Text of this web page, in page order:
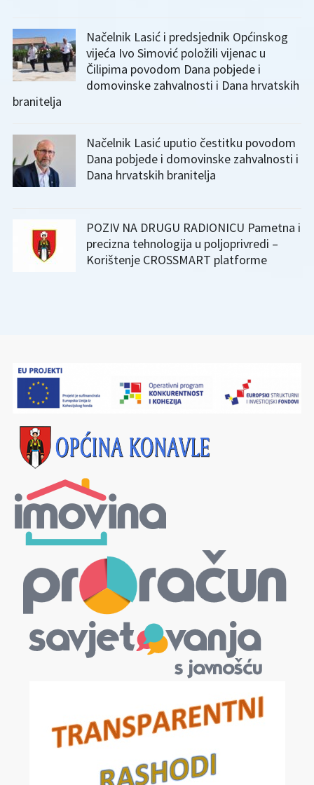
Načelnik Lasić i predsjednik Općinskog
vijeća Ivo Simović položili vijenac u
Čilipima povodom Dana pobjede i
domovinske zahvalnosti i Dana hrvatskih
branitelja
Načelnik Lasić uputio čestitku povodom
Dana pobjede i domovinske zahvalnosti i
Dana hrvatskih branitelja
POZIV NA DRUGU RADIONICU Pametna i
precizna tehnologija u poljoprivredi –
Korištenje CROSSMART platforme